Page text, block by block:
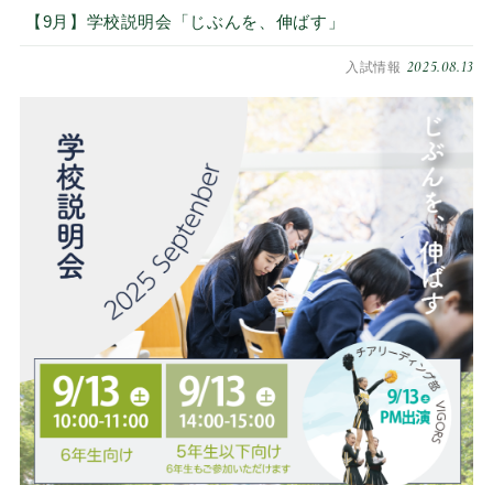
【9月】学校説明会「じぶんを、伸ばす」
入試情報 2025.08.13